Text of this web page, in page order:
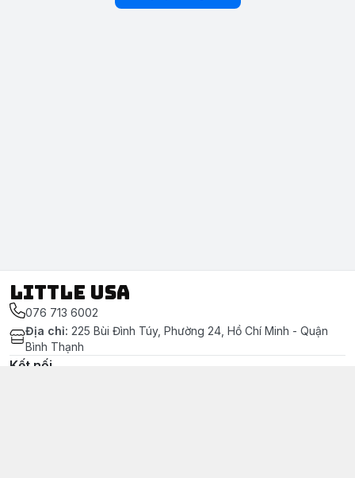
LITTLE USA
076 713 6002
Địa chỉ: 225 Bùi Đình Túy, Phường 24, Hồ Chí Minh - Quận
Bình Thạnh
Kết nối